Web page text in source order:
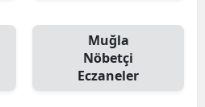
Muğla
Nöbetçi
Eczaneler